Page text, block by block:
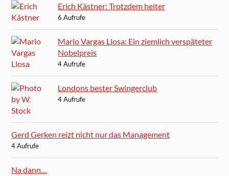
Erich Kästner: Trotzdem heiter
6 Aufrufe
Mario Vargas Llosa: Ein ziemlich verspäteter
Nobelpreis
4 Aufrufe
Londons bester Swingerclub
4 Aufrufe
Gerd Gerken reizt nicht nur das Management
4 Aufrufe
Na dann…